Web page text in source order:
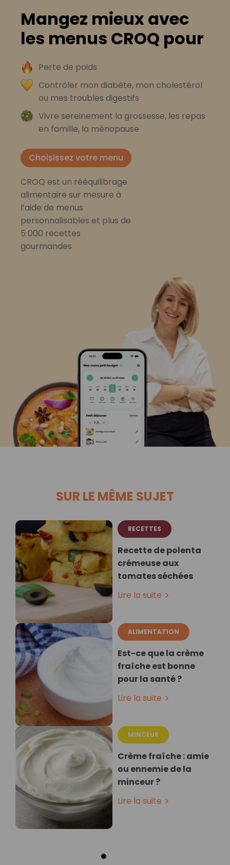
Mangez mieux avec
les menus CROQ pour
Perte de poids
Contrôler mon diabète, mon cholestérol
ou mes troubles digestifs
Vivre sereinement la grossesse, les repas
en famille, la ménopause
Choisissez votre menu
CROQ est un rééquilibrage
alimentaire sur mesure à
l’aide de menus
personnalisables et plus de
5 000 recettes
gourmandes
SUR LE MÊME SUJET
RECETTES
Recette de polenta
crémeuse aux
tomates séchées
Lire la suite
ALIMENTATION
Est-ce que la crème
fraîche est bonne
pour la santé ?
Lire la suite
MINCEUR
Crème fraîche : amie
ou ennemie de la
minceur ?
Lire la suite